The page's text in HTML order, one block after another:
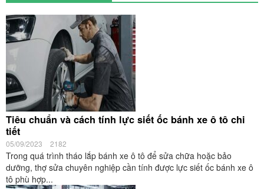
Tiêu chuẩn và cách tính lực siết ốc bánh xe ô tô chi
tiết
05/09/2023 2182
Trong quá trình tháo lắp bánh xe ô tô để sửa chữa hoặc bảo
dưỡng, thợ sửa chuyên nghiệp cần tính được lực siết ốc bánh xe ô
tô phù hợp...